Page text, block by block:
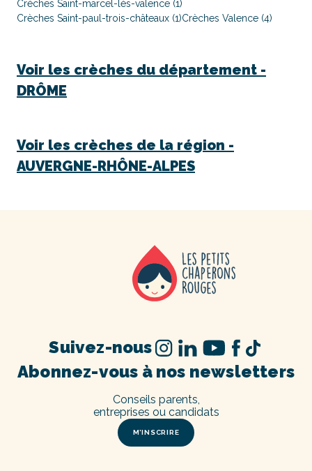
Crèches Saint-marcel-lès-valence (1)
Crèches Saint-paul-trois-châteaux (1)Crèches Valence (4)
Voir les crèches du département -
DRÔME
Voir les crèches de la région -
AUVERGNE-RHÔNE-ALPES
Abonnez-vous à nos newsletters
M’INSCRIRE
Conseils parents,
entreprises ou candidats
Suivez-nous